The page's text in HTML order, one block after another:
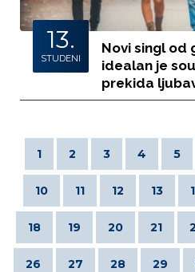
13.
STUDENI
Novi singl od
idealan je
prekida
1 2 3 4 5
10 11 12 13
18 19 20 21
26 27 28 29